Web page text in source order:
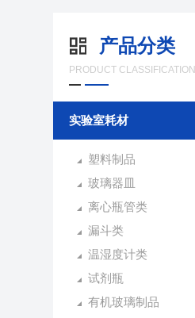
产品分类
PRODUCT CLASSIFICATION
实验室耗材
塑料制品
玻璃器皿
离心瓶管类
漏斗类
温湿度计类
试剂瓶
有机玻璃制品